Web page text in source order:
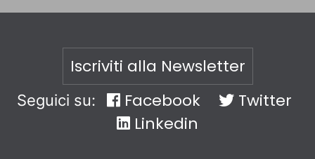
Iscriviti alla Newsletter
Seguici su: Facebook
Twitter
Linkedin